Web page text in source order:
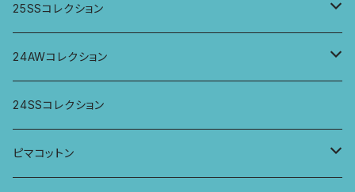
ジャケット、羽織
パンツ
ワンピース
トップス
パンツ
スカート
パーカー
25SSコレクション
トップス
パンツ
ワンピース
24AWコレクション
ワイドパンツ
ロングスリーブトップス
24SSコレクション
ピマコットン